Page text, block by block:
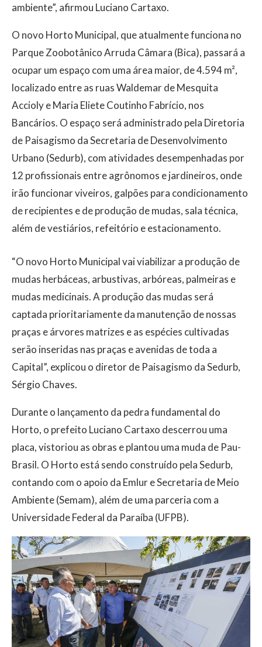
ambiente”, afirmou Luciano Cartaxo.
O novo Horto Municipal, que atualmente funciona no
Parque Zoobotânico Arruda Câmara (Bica), passará a
ocupar um espaço com uma área maior, de 4.594 m²,
localizado entre as ruas Waldemar de Mesquita
Accioly e Maria Eliete Coutinho Fabrício, nos
Bancários. O espaço será administrado pela Diretoria
de Paisagismo da Secretaria de Desenvolvimento
Urbano (Sedurb), com atividades desempenhadas por
12 profissionais entre agrônomos e jardineiros, onde
irão funcionar viveiros, galpões para condicionamento
de recipientes e de produção de mudas, sala técnica,
além de vestiários, refeitório e estacionamento.
“O novo Horto Municipal vai viabilizar a produção de
mudas herbáceas, arbustivas, arbóreas, palmeiras e
mudas medicinais. A produção das mudas será
captada prioritariamente da manutenção de nossas
praças e árvores matrizes e as espécies cultivadas
serão inseridas nas praças e avenidas de toda a
Capital”, explicou o diretor de Paisagismo da Sedurb,
Sérgio Chaves.
Durante o lançamento da pedra fundamental do
Horto, o prefeito Luciano Cartaxo descerrou uma
placa, vistoriou as obras e plantou uma muda de Pau-
Brasil. O Horto está sendo construído pela Sedurb,
contando com o apoio da Emlur e Secretaria de Meio
Ambiente (Semam), além de uma parceria com a
Universidade Federal da Paraíba (UFPB).